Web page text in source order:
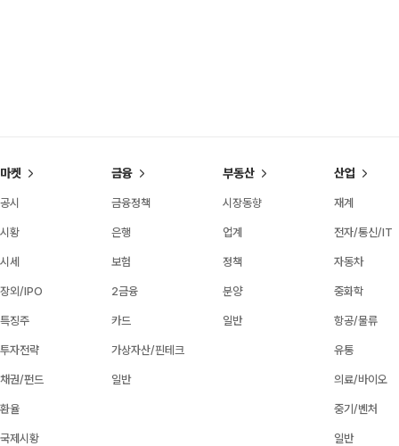
마켓
공시
시황
시세
장외/IPO
특징주
투자전략
채권/펀드
환율
국제시황
금융
금융정책
은행
보험
2금융
카드
가상자산/핀테크
일반
부동산
시장동향
업계
정책
분양
일반
산업
재계
전자/통신/IT
자동차
중화학
항공/물류
유통
의료/바이오
중기/벤처
일반